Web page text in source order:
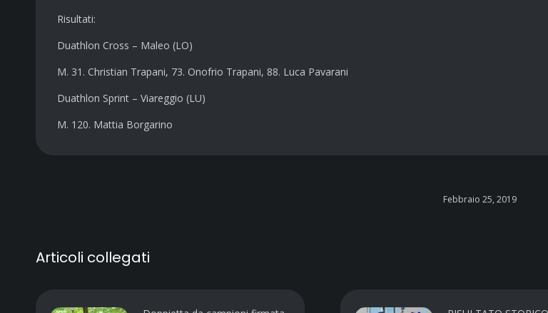
Risultati:
Duathlon Cross – Maleo (LO)
M. 31. Christian Trapani, 73. Onofrio Trapani, 88. Luca Pavarani
Duathlon Sprint – Viareggio (LU)
M. 120. Mattia Borgarino
Febbraio 25, 2019
Articoli collegati